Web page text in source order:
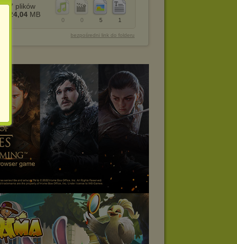
1
5
0
0
7 plików
24,04 MB
bezpośredni link do folderu